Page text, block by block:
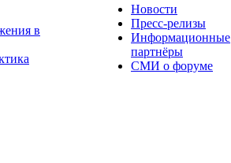
в
Новости
Пресс-релизы
Информационные
партнёры
СМИ о форуме